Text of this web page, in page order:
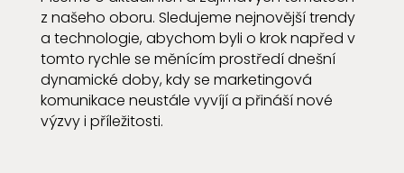
z našeho oboru. Sledujeme nejnovější trendy
a technologie, abychom byli o krok napřed v
tomto rychle se měnícím prostředí dnešní
dynamické doby, kdy se marketingová
komunikace neustále vyvíjí a přináší nové
výzvy i příležitosti.